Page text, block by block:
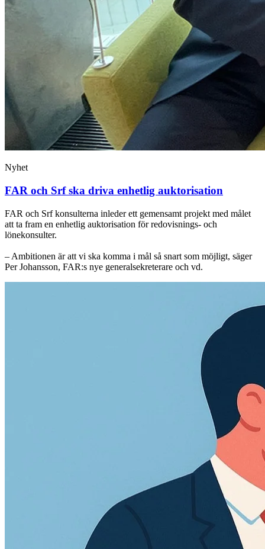
Nyhet
FAR och Srf ska driva enhetlig auktorisation
FAR och Srf konsulterna inleder ett gemensamt projekt med målet
att ta fram en enhetlig auktorisation för redovisnings- och
lönekonsulter.
– Ambitionen är att vi ska komma i mål så snart som möjligt, säger
Per Johansson, FAR:s nye generalsekreterare och vd.